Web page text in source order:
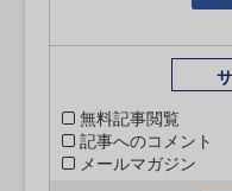
無料記事閲覧
記事へのコメント
メールマガジン